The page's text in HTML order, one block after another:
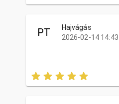
PT
Hajvágás
2026-02-14 14:43